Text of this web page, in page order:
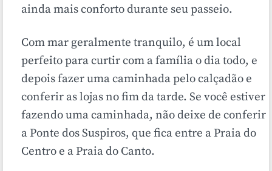
ainda mais conforto durante seu passeio.
Com mar geralmente tranquilo, é um local
perfeito para curtir com a família o dia todo, e
depois fazer uma caminhada pelo calçadão e
conferir as lojas no fim da tarde. Se você estiver
fazendo uma caminhada, não deixe de conferir
a Ponte dos Suspiros, que fica entre a Praia do
Centro e a Praia do Canto.